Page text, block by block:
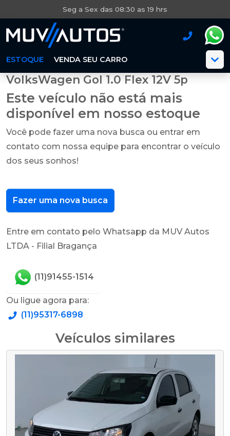
Seg a Sex das 08:30 as 19 hrs
ESTOQUE VENDA SEU CARRO
VolksWagen Gol 1.0 Flex 12V 5p
Este veículo não está mais
disponível em nosso estoque
Você pode fazer uma nova busca ou entrar em
contato com nossa equipe para encontrar o veículo
dos seus sonhos!
Fazer uma nova busca
Entre em contato pelo Whatsapp da MUV Autos
LTDA - Filial Bragança
(11)91455-1514
Ou ligue agora para:
(11)95317-6898
Veículos similares